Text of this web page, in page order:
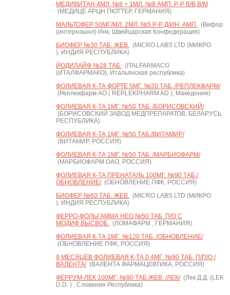
МЕДИВИТАН 4МЛ. №8 + 1МЛ. №8 АМП. Р-Р В/В,В/М
(МЕДИЦЕ АРЦН.ПЮТТЕР, ГЕРМАНИЯ)
МАЛЬТОФЕР 50МГ/МЛ. 2МЛ. №5 Р-Р Д/ИН. АМП.(Вифор
(интернэшнл) Инк, Швейцарская Конфедерация)
БИОФЕР №30 ТАБ. ЖЕВ.(MICRO LABS LTD (МИКРО
), ИНДИЯ РЕСПУБЛИКА)
ЙОДИЛАЙФ №28 ТАБ.(ITALFARMACO
(ИТАЛФАРМАКО), Итальянская республика)
ФОЛИЕВАЯ К-ТА ФОРТЕ 5МГ. №20 ТАБ. /РЕПЛЕКФАРМ/
(Реплекфарм АО ( REPLEKPHARM AD ), Македония)
ФОЛИЕВАЯ К-ТА 1МГ. №50 ТАБ. /БОРИСОВСКИЙ/
(БОРИСОВСКИЙ ЗАВОД МЕДПРЕПАРАТОВ, БЕЛАРУСЬ
РЕСПУБЛИКА)
ФОЛИЕВАЯ К-ТА 1МГ. №50 ТАБ./ВИТАМИР/
(ВИТАМИР, РОССИЯ)
ФОЛИЕВАЯ К-ТА 1МГ. №50 ТАБ. /МАРБИОФАРМ/
(МАРБИОФАРМ ОАО, РОССИЯ)
ФОЛИЕВАЯ К-ТА ПРЕНАТАЛЬ 100МГ. №90 ТАБ./
ОБНОВЛЕНИЕ/(ОБНОВЛЕНИЕ ПФК, РОССИЯ)
БИОФЕР №60 ТАБ. ЖЕВ.(MICRO LABS LTD (МИКРО
), ИНДИЯ РЕСПУБЛИКА)
ФЕРРО-ФОЛЬГАММА НЕО №50 ТАБ. П/О С
МОДИФ.ВЫСВОБ.(ЛОМАФАРМ , ГЕРМАНИЯ)
ФОЛИЕВАЯ К-ТА 1МГ. №120 ТАБ. /ОБНОВЛЕНИЕ/
(ОБНОВЛЕНИЕ ПФК, РОССИЯ)
9 МЕСЯЦЕВ ФОЛИЕВАЯ К-ТА 0,4МГ. №90 ТАБ. П/П/О /
ВАЛЕНТА/(ВАЛЕНТА ФАРМАЦЕВТИКА, РОССИЯ)
ФЕРРУМ-ЛЕК 100МГ. №90 ТАБ.ЖЕВ. /ЛЕК/(Лек Д.Д. (LEK
D.D. ) , Словения Республика)